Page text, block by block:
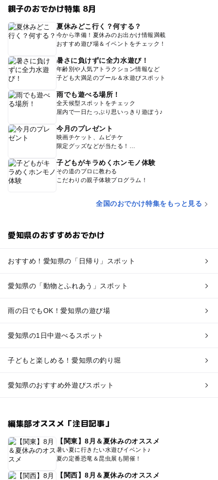
親子のおでかけ特集 8月
夏休みどこ行く？何する？
今から準備！夏休みのお出かけ情報満載
おすすめ遊び場＆イベントをチェック！
暑さに負けずに全力水遊び！
年齢別や人気アトラクション情報など
子ども大満足のプール＆水遊びスポット
雨でも遊べる場所！
全天候型スポットをチェック
屋内で一日たっぷり思いっきり遊ぼう♪
今月のプレゼント
映画チケット、ムビチケ
限定グッズなどが当たる！
子どもがキラめくホンモノ体験
その道のプロに教わる
こだわりの親子体験プログラム！
全国のおでかけ特集をもっと見る
愛知県のおすすめおでかけ
おすすめ！愛知県の「日帰り」スポット
愛知県の「動物とふれあう」スポット
雨の日でもOK！愛知県の遊び場
愛知県の1日中遊べるスポット
子どもと楽しめる！愛知県の釣り堀
愛知県のおすすめ外遊びスポット
編集部オススメ「注目記事」
【関東】8月＆夏休みのオススメ
暑い夏に行きたい水遊びイベント♪
夏の定番恐竜＆昆虫展も開催！
【関西】8月＆夏休みのオススメ